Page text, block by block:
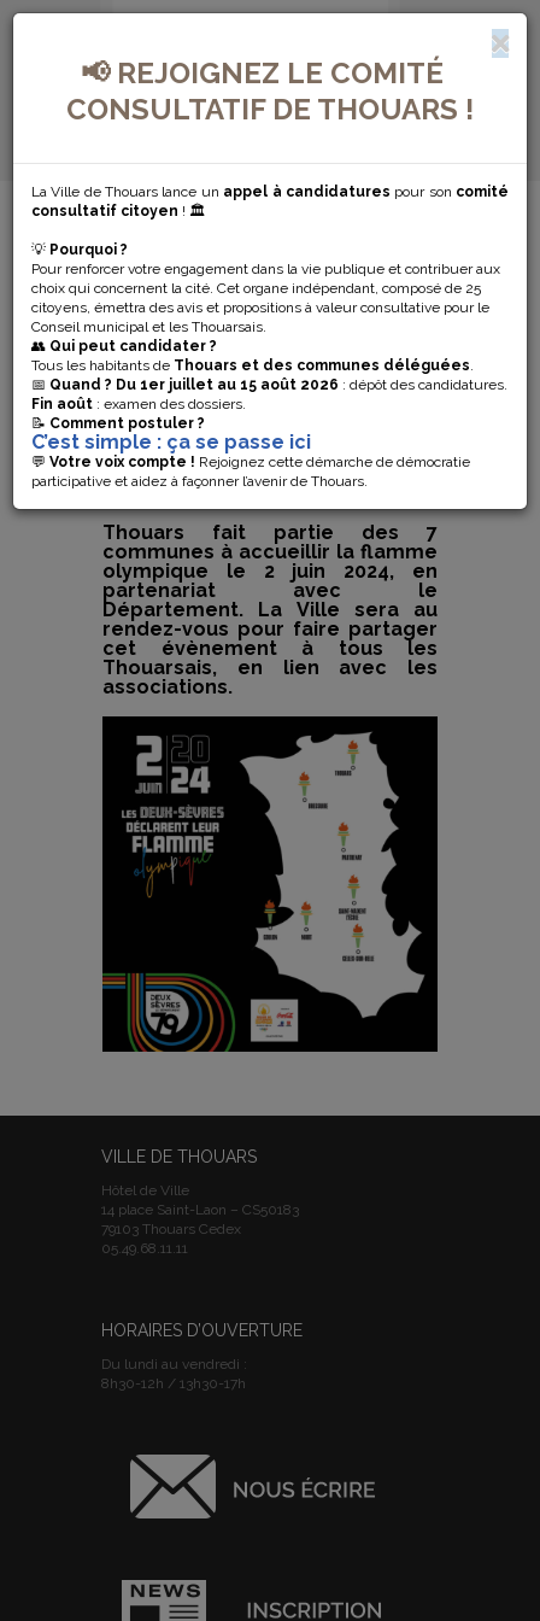
📢 REJOIGNEZ LE COMITÉ
CONSULTATIF DE THOUARS !
La Ville de Thouars lance un appel à candidatures pour son comité
consultatif citoyen ! 🏛️
💡 Pourquoi ?
Pour renforcer votre engagement dans la vie publique et contribuer aux
choix qui concernent la cité. Cet organe indépendant, composé de 25
citoyens, émettra des avis et propositions à valeur consultative pour le
Conseil municipal et les Thouarsais.
👥 Qui peut candidater ?
Tous les habitants de Thouars et des communes déléguées.
📅 Quand ? Du 1er juillet au 15 août 2026 : dépôt des candidatures.
Fin août : examen des dossiers.
📝 Comment postuler ?
C’est simple : ça se passe ici
💬 Votre voix compte ! Rejoignez cette démarche de démocratie
participative et aidez à façonner l’avenir de Thouars.
MENU DE NAVIGATION...
THOUARS
DÉCLARE SA
FLAMME
OLYMPIQUE !
JO 2024
Thouars fait partie des 7
communes à accueillir la flamme
olympique le 2 juin 2024, en
partenariat avec le
Département. La Ville sera au
rendez-vous pour faire partager
cet évènement à tous les
Thouarsais, en lien avec les
associations.
VILLE DE THOUARS
Hôtel de Ville
14 place Saint-Laon – CS50183
79103 Thouars Cedex
05.49.68.11.11
HORAIRES D’OUVERTURE
Du lundi au vendredi :
8h30-12h / 13h30-17h